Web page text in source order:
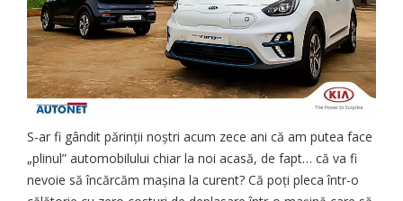
S-ar fi gândit părinții noștri acum zece ani că am putea face
„plinul” automobilului chiar la noi acasă, de fapt… că va fi
nevoie să încărcăm mașina la curent? Că poți pleca într-o